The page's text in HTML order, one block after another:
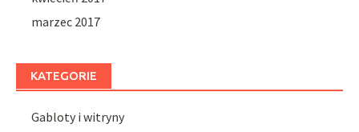
marzec 2017
KATEGORIE
Gabloty i witryny